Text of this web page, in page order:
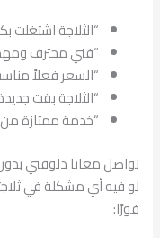
“الثلاجة
“فني محترف
“السعر فعلاً
“الثلاجة بقت
“خدمة ممتازة
تواصل معانا دلوقتي
لو فيه أي مشكلة في
فورًا: